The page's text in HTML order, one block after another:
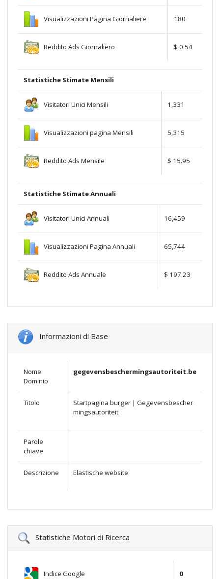
Visualizzazioni Pagina Giornaliere 180
Reddito Ads Giornaliero $ 0.54
Statistiche Stimate Mensili
Visitatori Unici Mensili 1,331
Visualizzazioni pagina Mensili 5,315
Reddito Ads Mensile $ 15.95
Statistiche Stimate Annuali
Visitatori Unici Annuali 16,459
Visualizzazioni Pagina Annuali 65,744
Reddito Ads Annuale $ 197.23
Informazioni di Base
Nome
Dominio
gegevensbeschermingsautoriteit.be
Titolo
Startpagina burger | Gegevensbescher
mingsautoriteit
Parole
chiave
Descrizione Elastische website
Statistiche Motori di Ricerca
Indice Google 0